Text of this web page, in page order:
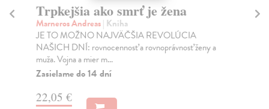
Trpkejšia ako smrť je žena
Marneros Andreas| Kniha
JE TO MOŽNO NAJVÄČŠIA REVOLÚCIA
NAŠICH DNÍ: rovnocennosť a rovnoprávnosť ženy a
muža. Vojna a mier m...
Zasielame do 14 dní
22,05 €